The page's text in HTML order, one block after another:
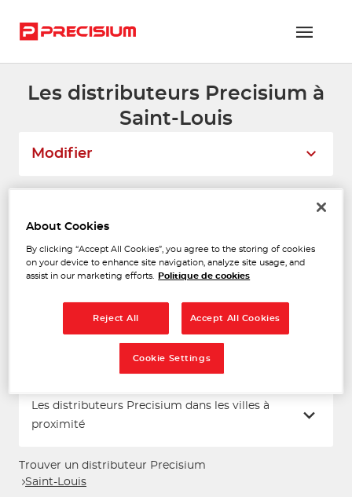
RÉSEAU PRECISIUM
CONTACTEZ-NOUS
ESPACE ADHÉRENT
Les distributeurs Precisium à
Saint-Louis
Modifier
1
24.51
FAAC
Fermé actuellement
Voir plus
Les distributeurs Precisium dans les villes à
proximité
Trouver un distributeur Precisium
Saint-Louis
About Cookies
By clicking “Accept All Cookies”, you agree to the storing of cookies
on your device to enhance site navigation, analyze site usage, and
assist in our marketing efforts.
Politique de cookies
Reject All Accept All Cookies
Cookie Settings